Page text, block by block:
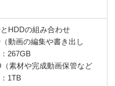
HDDの組み合わせ
動画の編集や書き出し
267GB
（素材や完成動画保管など
1TB